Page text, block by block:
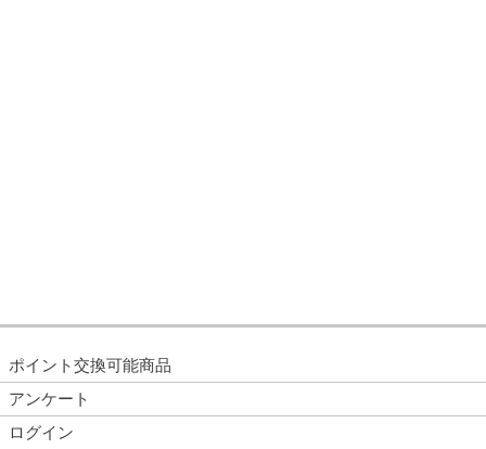
ポイント交換可能商品
アンケート
ログイン